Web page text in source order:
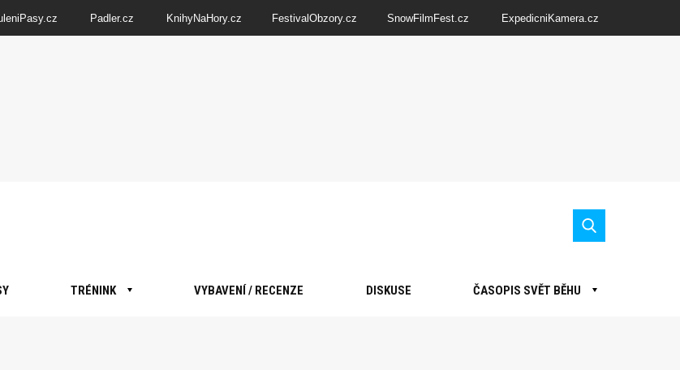
Padler.cz KnihyNaHory.cz FestivalObzory.cz SnowFilmFest.cz ExpedicniKamera.cz
TRÉNINK VYBAVENÍ / RECENZE DISKUSE ČASOPIS SVĚT BĚHU